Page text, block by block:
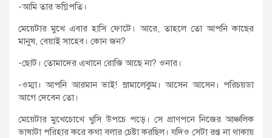
-আমি তার ভগ্নিপতি।
মেয়েটার মুখে এবার হাসি ফোটে। আরে, তাহলে তো আপনি কাছের
মানুষ, বেয়াই সাহেব। কোন জন?
-ছোট। তোমাদের এখানে রোজি আছে না? ওনার।
-ওম্মা। আপনি আরমান ভাই! স্লামালেকুম। আসেন আসেন। পরিচয়ডা
আগে দেবেন তো।
মেয়েটার মুখেচোখে খুসি উপচে পড়ে। সে প্রাণপনে নিজের আঞ্চলিক
ভাষাটা পরিহার করে কথা বলার চেষ্টা করছিল। যদিও সেটা রপ্ত না থাকায়